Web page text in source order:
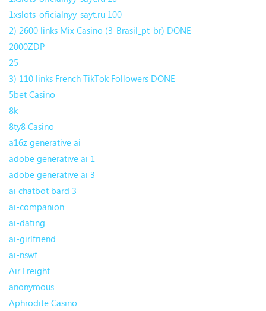
1xslots-oficialnyy-sayt.ru 100
2) 2600 links Mix Casino (3-Brasil_pt-br) DONE
2000ZDP
25
3) 110 links French TikTok Followers DONE
5bet Casino
8k
8ty8 Casino
a16z generative ai
adobe generative ai 1
adobe generative ai 3
ai chatbot bard 3
ai-companion
ai-dating
ai-girlfriend
ai-nswf
Air Freight
anonymous
Aphrodite Casino